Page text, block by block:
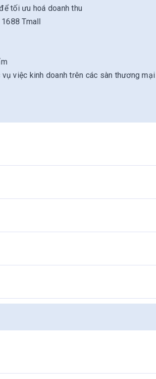
tối ưu hoá doanh thu
Tmall
việc kinh doanh trên các sàn thương